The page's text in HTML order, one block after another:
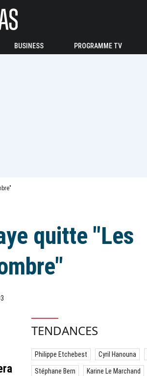
BUSINESS PROGRAMME TV
quitte "Les
TENDANCES
Philippe Etchebest Cyril Hanouna
Stéphane Bern Karine Le Marchand